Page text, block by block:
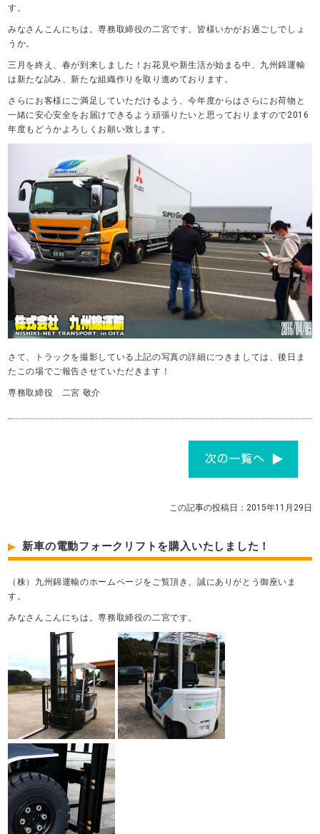
す。
みなさんこんにちは。専務取締役の二宮です。皆様いかがお過ごしでしょ
うか。
三月を終え、春が到来しました！お花見や新生活が始まる中、九州錦運輸
は新たな試み、新たな組織作りを取り進めております。
さらにお客様にご満足していただけるよう、今年度からはさらにお荷物と
一緒に安心安全をお届けできるよう頑張りたいと思っておりますので2016
年度もどうかよろしくお願い致します。
さて、トラックを撮影している上記の写真の詳細につきましては、後日ま
たこの場でご報告させていただきます！
専務取締役 二宮 敬介
この記事の投稿日：2015年11月29日
新車の電動フォークリフトを購入いたしました！
（株）九州錦運輸のホームページをご覧頂き、誠にありがとう御座いま
す。
みなさんこんにちは。専務取締役の二宮です。